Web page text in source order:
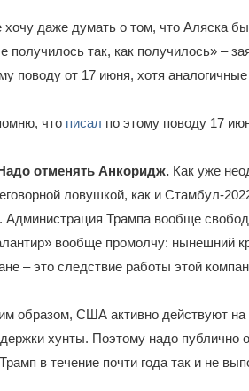
хочу даже думать о том, что Аляска
получилось так, как получилось» –
поводу от 17 июня, хотя
что писал по этому поводу 17
отменять Анкоридж. Как уже
ловушкой, как и Стамбул-
Администрация Трампа вообще
вообще промолчу: нынешний
– это следствие работы этой
образом, США активно действуют на
хунты. Поэтому надо публично
в течение почти года так и не